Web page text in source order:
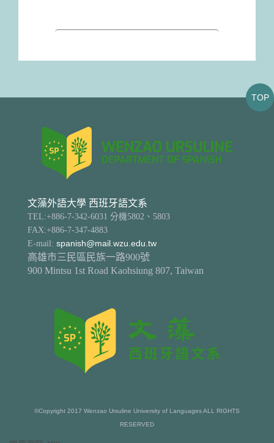
文藻外語大學 西班牙語文系
TEL:+886-7-342-6031 分機5802、5803
FAX:+886-7-347-4883
E-mail: spanish@mail.wzu.edu.tw
高雄市三民區民族一路900號
900 Mintsu 1st Road Kaohsiung 807, Taiwan
©Copyright 2017 Wenzao Ursuline University of Languages ALL RIGHTS
RESERVED
TOP